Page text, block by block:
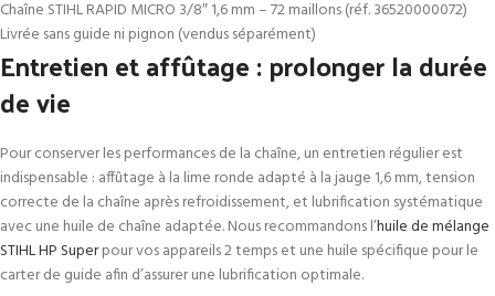
Chaîne STIHL RAPID MICRO 3/8″ 1,6 mm – 72 maillons (réf. 36520000072)
Livrée sans guide ni pignon (vendus séparément)
Entretien et affûtage : prolonger la durée
de vie
Pour conserver les performances de la chaîne, un entretien régulier est
indispensable : affûtage à la lime ronde adapté à la jauge 1,6 mm, tension
correcte de la chaîne après refroidissement, et lubrification systématique
avec une huile de chaîne adaptée. Nous recommandons l’huile de mélange
STIHL HP Superpour vos appareils 2 temps et une huile spécifique pour le
carter de guide afin d’assurer une lubrification optimale.